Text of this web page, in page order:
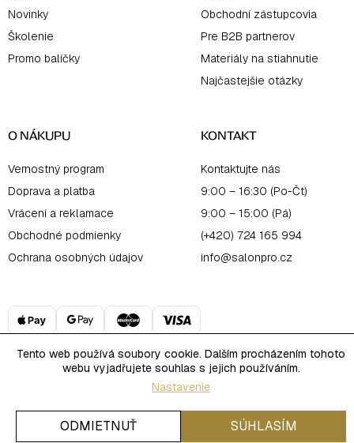
Tento web používá soubory cookie. Dalším procházením tohoto
webu vyjadřujete souhlas s jejich používáním.
Nastavenie
ODMIETNUŤ SÚHLASÍM
Novinky
Školenie
Promo balíčky
Obchodní zástupcovia
Pre B2B partnerov
Materiály na stiahnutie
Najčastejšie otázky
O NÁKUPU
Vernostný program
Doprava a platba
Vrácení a reklamace
Obchodné podmienky
Ochrana osobných údajov
KONTAKT
Kontaktujte nás
9:00 – 16:30 (Po-Čt)
9:00 – 15:00 (Pá)
(+420) 724 165 994
info@salonpro.cz